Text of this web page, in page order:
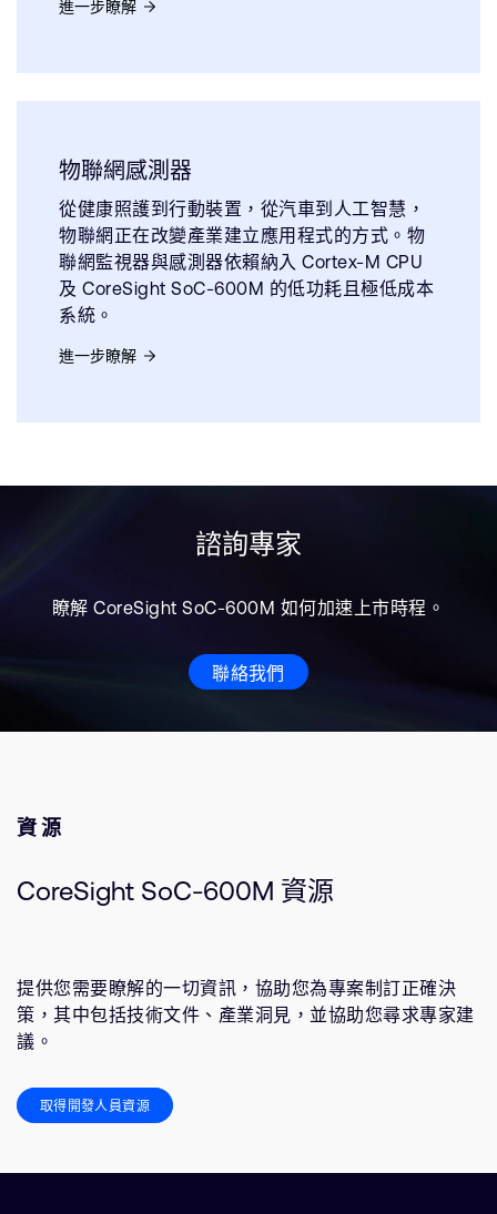
進一步瞭解
物聯網感測器
從健康照護到行動裝置，從汽車到人工智慧，
物聯網正在改變產業建立應用程式的方式。物
聯網監視器與感測器依賴納入 Cortex-M CPU
及 CoreSight SoC-600M 的低功耗且極低成本
系統。
進一步瞭解
諮詢專家
瞭解 CoreSight SoC-600M 如何加速上市時程。
聯絡我們
資源
CoreSight SoC-600M 資源
提供您需要瞭解的一切資訊，協助您為專案制訂正確決
策，其中包括技術文件、產業洞見，並協助您尋求專家建
議。
取得開發人員資源